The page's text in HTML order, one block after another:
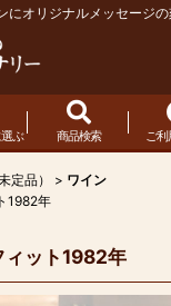
にオリジナルメッセージの
ぶ 商品検索 ご利
定品） > ワイン
1982年
ィット1982年